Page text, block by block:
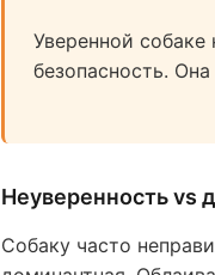
Уверенной собаке
безопасность.
Неуверенность vs
Собаку часто